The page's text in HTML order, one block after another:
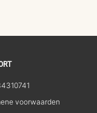
voorwaarden